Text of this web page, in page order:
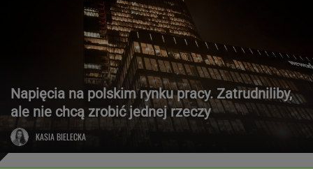
Napięcia na polskim rynku pracy. Zatrudniliby,
ale nie chcą zrobić jednej rzeczy
KASIA BIELECKA